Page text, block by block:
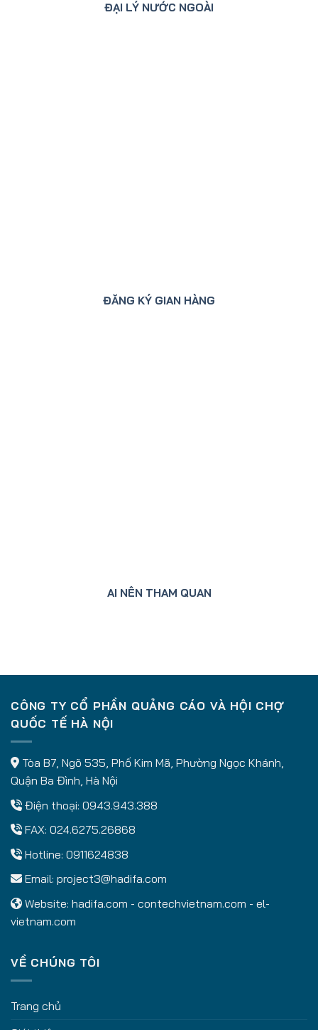
ĐẠI LÝ NƯỚC NGOÀI
ĐĂNG KÝ GIAN HÀNG
AI NÊN THAM QUAN
CÔNG TY CỔ PHẦN QUẢNG CÁO VÀ HỘI CHỢ
QUỐC TẾ HÀ NỘI
Tòa B7, Ngõ 535, Phố Kim Mã, Phường Ngọc Khánh,
Quận Ba Đình, Hà Nội
Điện thoại: 0943.943.388
FAX: 024.6275.26868
Hotline: 0911624838
Email: project3@hadifa.com
Website: hadifa.com - contechvietnam.com - el-
vietnam.com
VỀ CHÚNG TÔI
Trang chủ